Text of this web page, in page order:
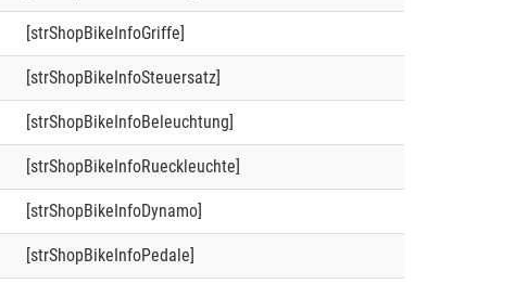
[strShopBikeInfoGriffe]
[strShopBikeInfoSteuersatz]
[strShopBikeInfoBeleuchtung]
[strShopBikeInfoRueckleuchte]
[strShopBikeInfoDynamo]
[strShopBikeInfoPedale]